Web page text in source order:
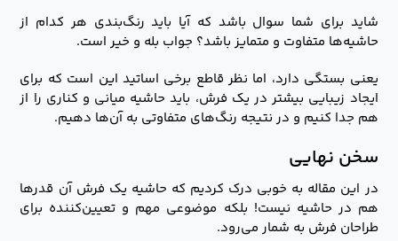
شاید برای شما سوال باشد که آیا باید رنگ‌بندی هر کدام از
حاشیه‌ها متفاوت و متمایز باشد؟ جواب بله و خیر است.
یعنی بستگی دارد، اما نظر قاطع برخی اساتید این است که برای
ایجاد زیبایی بیشتر در یک فرش، باید حاشیه میانی و کناری را از
هم جدا کنیم و در نتیجه رنگ‌های متفاوتی به آن‌ها دهیم.
سخن نهایی
در این مقاله به خوبی درک کردیم که حاشیه یک فرش آن قدرها
هم در حاشیه نیست! بلکه موضوعی مهم و تعیین‌کننده برای
طراحان فرش به شمار می‌رود.